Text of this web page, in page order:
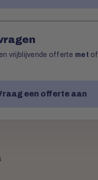
vrijblijvende offerte met of
een offerte aan